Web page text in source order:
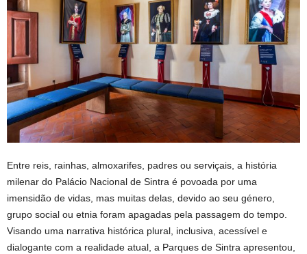
Entre reis, rainhas, almoxarifes, padres ou serviçais, a história
milenar do Palácio Nacional de Sintra é povoada por uma
imensidão de vidas, mas muitas delas, devido ao seu género,
grupo social ou etnia foram apagadas pela passagem do tempo.
Visando uma narrativa histórica plural, inclusiva, acessível e
dialogante com a realidade atual, a Parques de Sintra apresentou,